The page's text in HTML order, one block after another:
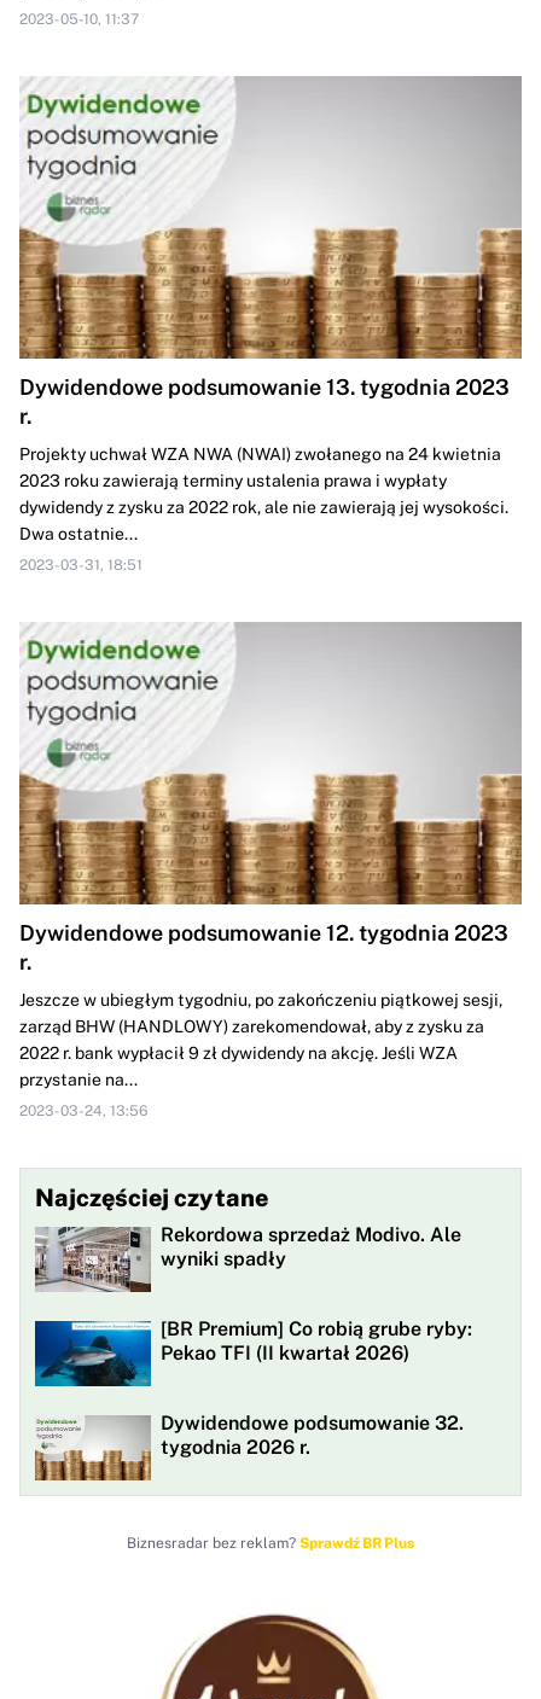
2023-05-10, 11:37
Dywidendowe podsumowanie 13. tygodnia 2023
r.
Projekty uchwał WZA NWA (NWAI) zwołanego na 24 kwietnia
2023 roku zawierają terminy ustalenia prawa i wypłaty
dywidendy z zysku za 2022 rok, ale nie zawierają jej wysokości.
Dwa ostatnie...
2023-03-31, 18:51
Dywidendowe podsumowanie 12. tygodnia 2023
r.
Jeszcze w ubiegłym tygodniu, po zakończeniu piątkowej sesji,
zarząd BHW (HANDLOWY) zarekomendował, aby z zysku za
2022 r. bank wypłacił 9 zł dywidendy na akcję. Jeśli WZA
przystanie na...
2023-03-24, 13:56
Najczęściej czytane
Rekordowa sprzedaż Modivo. Ale
wyniki spadły
[BR Premium] Co robią grube ryby:
Pekao TFI (II kwartał 2026)
Dywidendowe podsumowanie 32.
tygodnia 2026 r.
Biznesradar bez reklam? Sprawdź BR Plus